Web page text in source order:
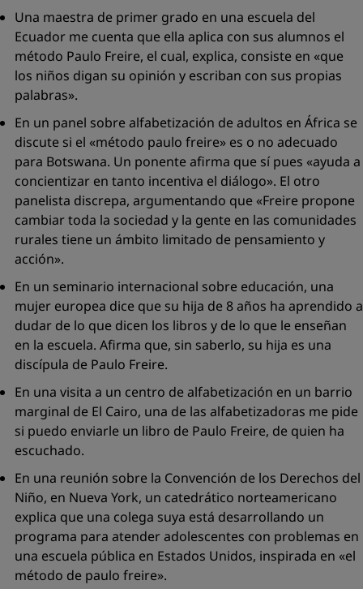
Una maestra de primer grado en una escuela del
Ecuador me cuenta que ella aplica con sus alumnos el
método Paulo Freire, el cual, explica, consiste en «que
los niños digan su opinión y escriban con sus propias
palabras».
En un panel sobre alfabetización de adultos en África se
discute si el «método paulo freire» es o no adecuado
para Botswana. Un ponente afirma que sí pues «ayuda a
concientizar en tanto incentiva el diálogo». El otro
panelista discrepa, argumentando que «Freire propone
cambiar toda la sociedad y la gente en las comunidades
rurales tiene un ámbito limitado de pensamiento y
acción».
En un seminario internacional sobre educación, una
mujer europea dice que su hija de 8 años ha aprendido a
dudar de lo que dicen los libros y de lo que le enseñan
en la escuela. Afirma que, sin saberlo, su hija es una
discípula de Paulo Freire.
En una visita a un centro de alfabetización en un barrio
marginal de El Cairo, una de las alfabetizadoras me pide
si puedo enviarle un libro de Paulo Freire, de quien ha
escuchado.
En una reunión sobre la Convención de los Derechos del
Niño, en Nueva York, un catedrático norteamericano
explica que una colega suya está desarrollando un
programa para atender adolescentes con problemas en
una escuela pública en Estados Unidos, inspirada en «el
método de paulo freire».